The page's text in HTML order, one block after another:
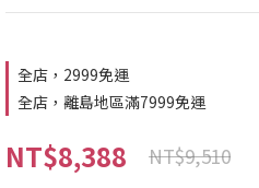
全店，2999免運
全店，離島地區滿7999免運
NT$8,388 NT$9,510